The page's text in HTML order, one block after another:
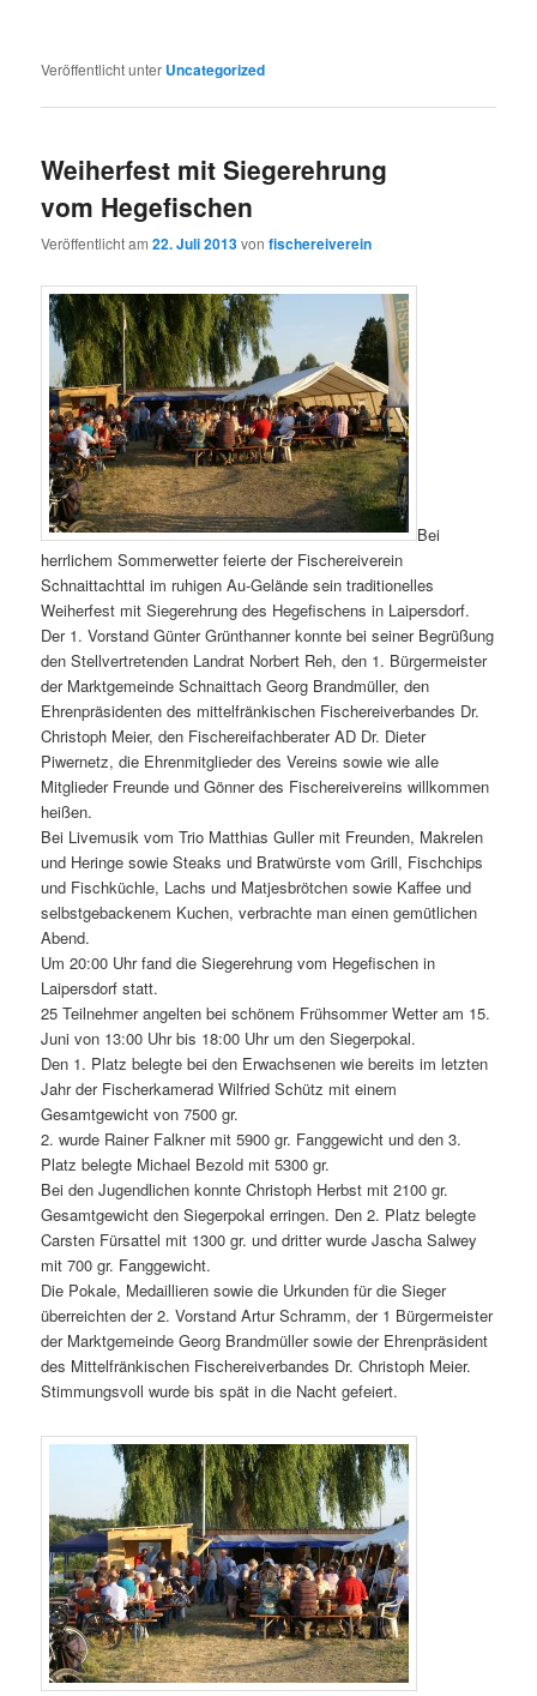
Veröffentlicht unter Uncategorized
Weiherfest mit Siegerehrung
vom Hegefischen
Veröffentlicht am22. Juli 2013vonfischereiverein
Bei
herrlichem Sommerwetter feierte der Fischereiverein
Schnaittachttal im ruhigen Au-Gelände sein traditionelles
Weiherfest mit Siegerehrung des Hegefischens in Laipersdorf.
Der 1. Vorstand Günter Grünthanner konnte bei seiner Begrüßung
den Stellvertretenden Landrat Norbert Reh, den 1. Bürgermeister
der Marktgemeinde Schnaittach Georg Brandmüller, den
Ehrenpräsidenten des mittelfränkischen Fischereiverbandes Dr.
Christoph Meier, den Fischereifachberater AD Dr. Dieter
Piwernetz, die Ehrenmitglieder des Vereins sowie wie alle
Mitglieder Freunde und Gönner des Fischereivereins willkommen
heißen.
Bei Livemusik vom Trio Matthias Guller mit Freunden, Makrelen
und Heringe sowie Steaks und Bratwürste vom Grill, Fischchips
und Fischküchle, Lachs und Matjesbrötchen sowie Kaffee und
selbstgebackenem Kuchen, verbrachte man einen gemütlichen
Abend.
Um 20:00 Uhr fand die Siegerehrung vom Hegefischen in
Laipersdorf statt.
25 Teilnehmer angelten bei schönem Frühsommer Wetter am 15.
Juni von 13:00 Uhr bis 18:00 Uhr um den Siegerpokal.
Den 1. Platz belegte bei den Erwachsenen wie bereits im letzten
Jahr der Fischerkamerad Wilfried Schütz mit einem
Gesamtgewicht von 7500 gr.
2. wurde Rainer Falkner mit 5900 gr. Fanggewicht und den 3.
Platz belegte Michael Bezold mit 5300 gr.
Bei den Jugendlichen konnte Christoph Herbst mit 2100 gr.
Gesamtgewicht den Siegerpokal erringen. Den 2. Platz belegte
Carsten Fürsattel mit 1300 gr. und dritter wurde Jascha Salwey
mit 700 gr. Fanggewicht.
Die Pokale, Medaillieren sowie die Urkunden für die Sieger
überreichten der 2. Vorstand Artur Schramm, der 1 Bürgermeister
der Marktgemeinde Georg Brandmüller sowie der Ehrenpräsident
des Mittelfränkischen Fischereiverbandes Dr. Christoph Meier.
Stimmungsvoll wurde bis spät in die Nacht gefeiert.